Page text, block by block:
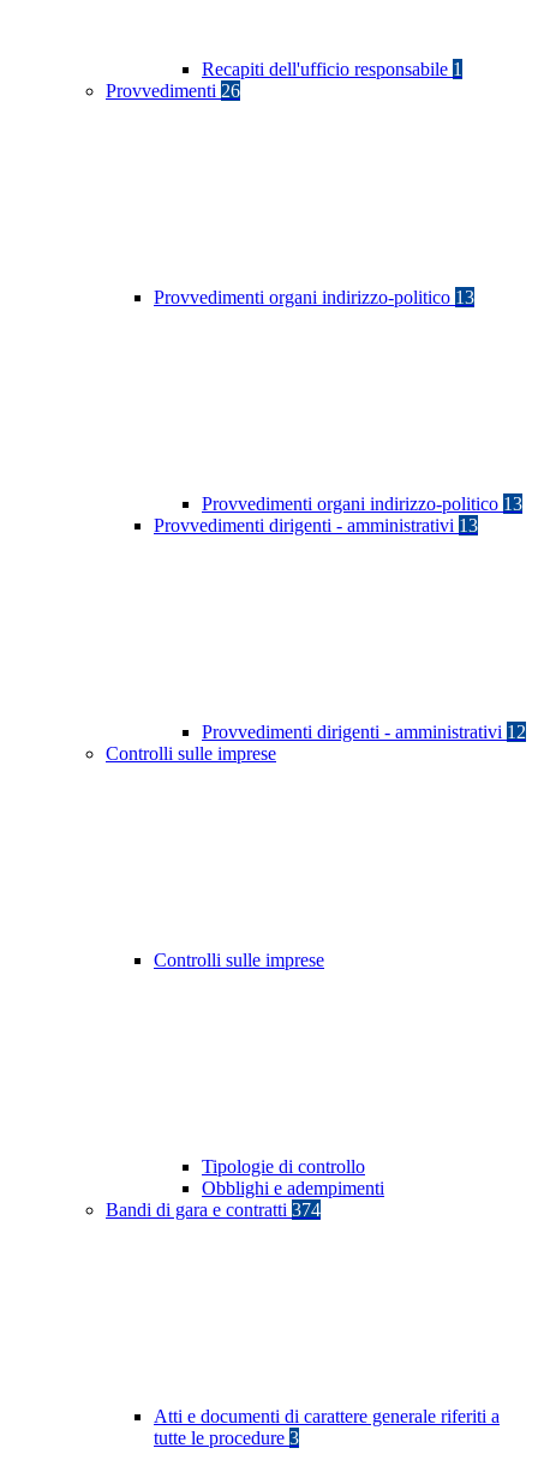
Recapiti dell'ufficio responsabile 1
Provvedimenti 26
Provvedimenti organi indirizzo-politico 13
Provvedimenti organi indirizzo-politico 13
Provvedimenti dirigenti - amministrativi 13
Provvedimenti dirigenti - amministrativi 12
Controlli sulle imprese
Controlli sulle imprese
Tipologie di controllo
Obblighi e adempimenti
Bandi di gara e contratti 374
Atti e documenti di carattere generale riferiti a
tutte le procedure 3